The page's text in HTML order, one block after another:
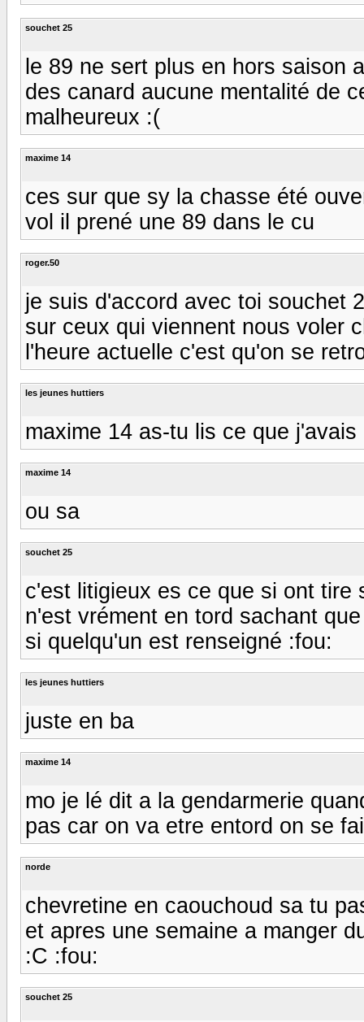
souchet 25
le 89 ne sert plus en hors saison
des canard aucune mentalité de
malheureux :(
maxime 14
ces sur que sy la chasse été
vol il prené une 89 dans le cu
roger.50
je suis d'accord avec toi souchet
sur ceux qui viennent nous voler
l'heure actuelle c'est qu'on se
les jeunes huttiers
maxime 14 as-tu lis ce que j'avais
maxime 14
ou sa
souchet 25
c'est litigieux es ce que si ont tire
n'est vrément en tord sachant
si quelqu'un est renseigné :fou:
les jeunes huttiers
juste en ba
maxime 14
mo je lé dit a la gendarmerie
pas car on va etre entord on se
norde
chevretine en caouchoud sa tu
et apres une semaine a manger
:C :fou:
souchet 25